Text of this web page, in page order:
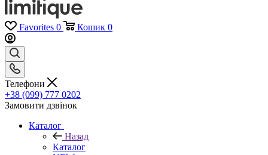
Favorites 0 Кошик 0
Телефони
+38 (099) 777 0202
Замовити дзвінок
Каталог
Назад
Каталог